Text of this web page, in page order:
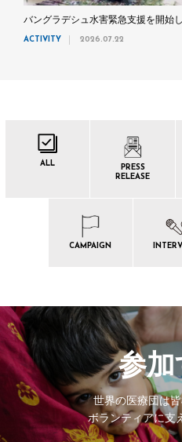
バングラデシュ水害緊急支援を開始
ACTIVITY 2026.07.22
ALL
PRESS
RELEASE
CAMPAIGN
参加
世界の医療団は
ボランティアに支